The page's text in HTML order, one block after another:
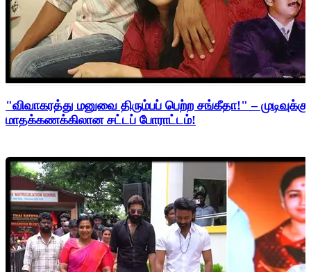
"விவாகரத்து மனுவை திரும்பப் பெற்ற சங்கீதா!" –
மாதக்கணக்கிலான சட்டப் போராட்டம்!